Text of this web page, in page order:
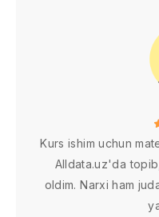
Kurs ishim uchun
Alldata.uz'da
oldim. Narxi ham